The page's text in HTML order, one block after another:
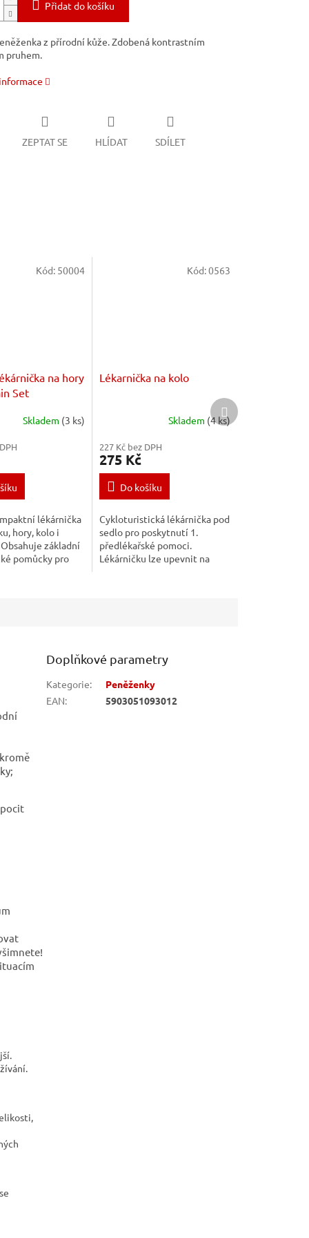
Přidat do košíku
z přírodní kůže. Zdobená kontrastním
pruhem.
ZEPTAT SE HLÍDAT SDÍLET
na hory
Set
Skladem (3 ks)
lékárnička
hory, kolo i
základní
pomůcky pro
Kód: 50004
Lékarnička na kolo
Skladem (4 ks)
227 Kč bez DPH
275 Kč
Do košíku
Cykloturistická lékárnička pod
sedlo pro poskytnutí 1.
předlékařské pomoci.
Lékárničku lze upevnit na
Kód:0563
Další
produkt
Doplňkové parametry
Kategorie:
Peněženky
EAN: 5903051093012